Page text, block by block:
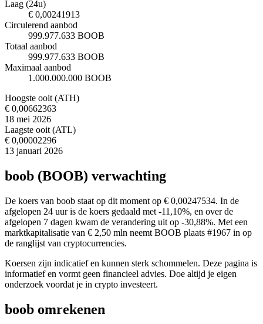
Laag (24u)
€ 0,00241913
Circulerend aanbod
999.977.633 BOOB
Totaal aanbod
999.977.633 BOOB
Maximaal aanbod
1.000.000.000 BOOB
Hoogste ooit (ATH)
€ 0,00662363
18 mei 2026
Laagste ooit (ATL)
€ 0,00002296
13 januari 2026
boob (BOOB) verwachting
De koers van boob staat op dit moment op € 0,00247534. In de
afgelopen 24 uur is de koers gedaald met -11,10%, en over de
afgelopen 7 dagen kwam de verandering uit op -30,88%. Met een
marktkapitalisatie van € 2,50 mln neemt BOOB plaats #1967 in op
de ranglijst van cryptocurrencies.
Koersen zijn indicatief en kunnen sterk schommelen. Deze pagina is
informatief en vormt geen financieel advies. Doe altijd je eigen
onderzoek voordat je in crypto investeert.
boob omrekenen